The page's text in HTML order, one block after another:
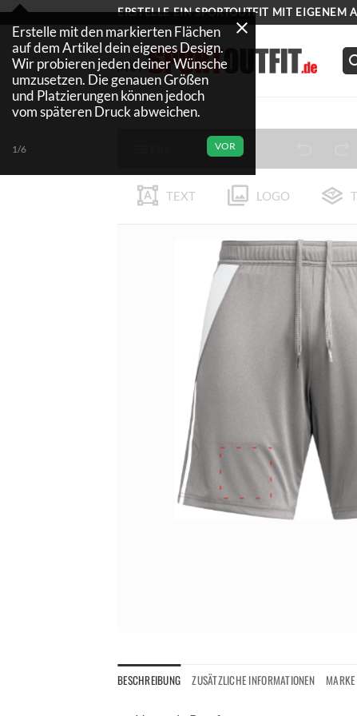
Zum
Inhalt
springen
ERSTELLE EIN SPORTOUTFIT MIT EIGENEM
TEXT LOGO
BESCHREIBUNG ZUSÄTZLICHE INFORMATIONEN MARKE
Erstelle mit den markierten Flächen
auf dem Artikel dein eigenes Design.
Wir probieren jeden deiner Wünsche
umzusetzen. Die genauen Größen
und Platzierungen können jedoch
vom späteren Druck abweichen.
VOR
1/6